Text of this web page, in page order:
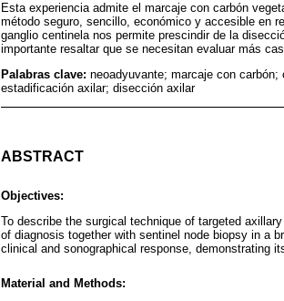
Esta experiencia admite el marcaje con carbón
método seguro, sencillo, económico y accesible en
ganglio centinela nos permite prescindir de la
importante resaltar que se necesitan evaluar más
Palabras clave: neoadyuvante; marcaje con
estadificación axilar; disección axilar
ABSTRACT
Objectives:
To describe the surgical technique of targeted
of diagnosis together with sentinel node biopsy in a
clinical and sonographical response, demonstrating
Material and Methods: